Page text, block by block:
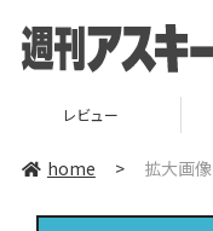
レビュー
home > 拡大画像